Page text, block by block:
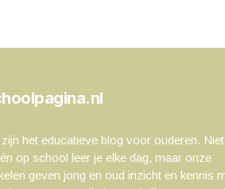
het educatieve blog voor ouderen. Niet
op school leer je elke dag, maar onze
geven jong en oud inzicht en kennis